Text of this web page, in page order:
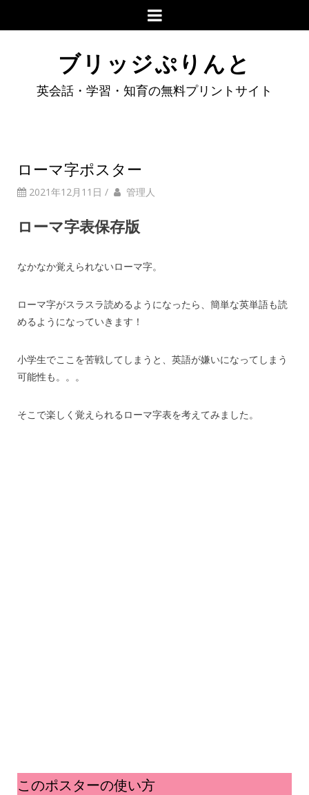
ブリッジぷりんと
英会話・学習・知育の無料プリントサイト
ローマ字ポスター
2021年12月11日 / 管理人
ローマ字表保存版
なかなか覚えられないローマ字。
ローマ字がスラスラ読めるようになったら、簡単な英単語も読
めるようになっていきます！
小学生でここを苦戦してしまうと、英語が嫌いになってしまう
可能性も。。。
そこで楽しく覚えられるローマ字表を考えてみました。
このポスターの使い方